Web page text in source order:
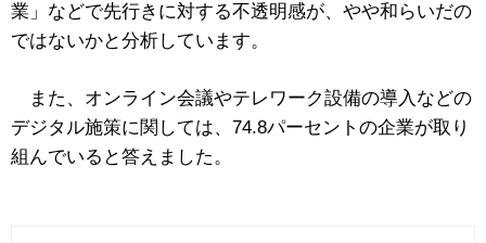
業」などで先行きに対する不透明感が、やや和らいだの
ではないかと分析しています。
また、オンライン会議やテレワーク設備の導入などの
デジタル施策に関しては、74.8パーセントの企業が取り
組んでいると答えました。